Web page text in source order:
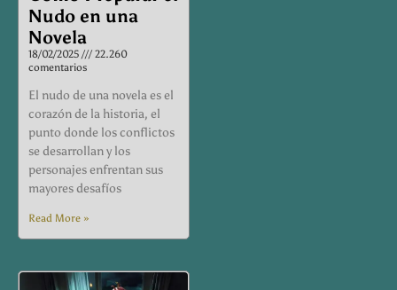
Nudo en una
Novela
18/02/2025
22.260
comentarios
El nudo de una novela es el
corazón de la historia, el
punto donde los conflictos
se desarrollan y los
personajes enfrentan sus
mayores desafíos
Read More »